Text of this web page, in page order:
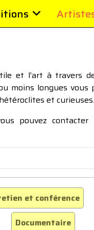
et l’art à travers
moins longues vous
et curieuses.
pouvez contacter
et conférence
Documentaire